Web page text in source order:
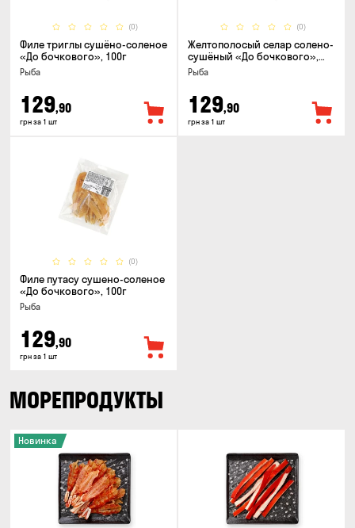
(0)
Филе триглы сушёно-соленое
«До бочкового», 100г
Рыба
129,90
грн за 1 шт
(0)
Желтополосый селар солено-
сушёный «До бочкового»,
100г
Рыба
129,90
грн за 1 шт
(0)
Филе путасу сушено-соленое
«До бочкового», 100г
Рыба
129,90
грн за 1 шт
МОРЕПРОДУКТЫ
Новинка